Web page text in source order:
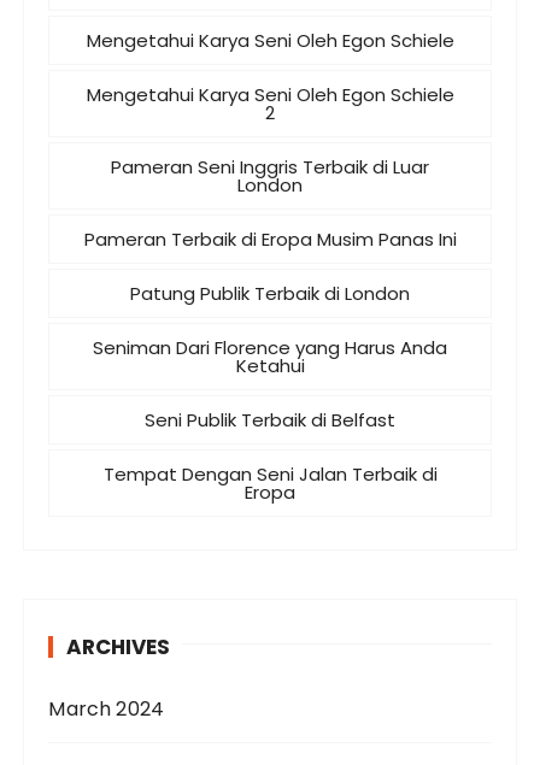
Mengetahui Karya Seni Oleh Egon Schiele
Mengetahui Karya Seni Oleh Egon Schiele
2
Pameran Seni Inggris Terbaik di Luar
London
Pameran Terbaik di Eropa Musim Panas Ini
Patung Publik Terbaik di London
Seniman Dari Florence yang Harus Anda
Ketahui
Seni Publik Terbaik di Belfast
Tempat Dengan Seni Jalan Terbaik di
Eropa
ARCHIVES
March 2024